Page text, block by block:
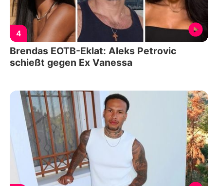
4
Brendas EOTB-Eklat: Aleks Petrovic
schießt gegen Ex Vanessa